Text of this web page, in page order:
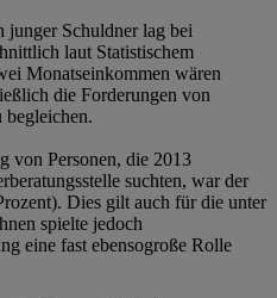
junger Schuldner lag bei
laut Statistischem
Monatseinkommen wären
die Forderungen von
begleichen.
von Personen, die 2013
suchten, war der
Dies gilt auch für die unter
spielte jedoch
eine fast ebensogroße Rolle